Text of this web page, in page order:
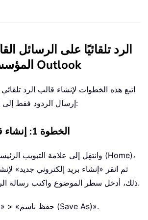
الرد تلقائيًا على الرسائل
المؤسسات فقط في Outlook
اتبع هذه الخطوات لإنشاء قالب الرد
إرسال الردود فقط إلى المرسلين الخارجيين:
الخطوة 1: إنشاء قالب الرد تلقائي
ثم انقر «إنشاء بريد إلكتروني جديد»
ذلك، أدخل سطر الموضوع واكتب رسالة الرد التلقائي كما تحتاج.
2. انقر «ملف (File)» > «حفظ باسم (Save As)».